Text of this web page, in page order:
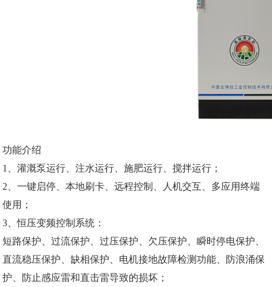
功能介绍
1、灌溉泵运行、注水运行、施肥运行、搅拌运行；
2、一键启停、本地刷卡、远程控制、人机交互、多应用终端
使用；
3、恒压变频控制系统：
短路保护、过流保护、过压保护、欠压保护、瞬时停电保护、
直流稳压保护、缺相保护、电机接地故障检测功能、防浪涌保
护、防止感应雷和直击雷导致的损坏；